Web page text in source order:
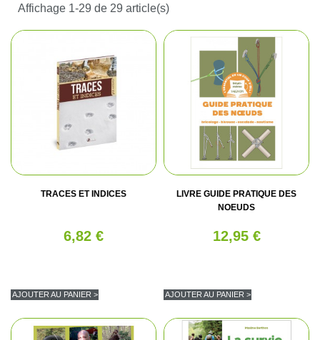
Affichage 1-29 de 29 article(s)
TRACES ET INDICES
6,82 €
AJOUTER AU PANIER >
LIVRE GUIDE PRATIQUE DES
NOEUDS
12,95 €
AJOUTER AU PANIER >